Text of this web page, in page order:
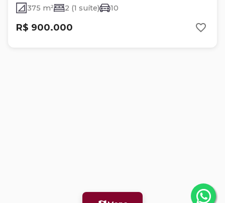
375 m² 2 (1 suíte) 10
R$ 900.000